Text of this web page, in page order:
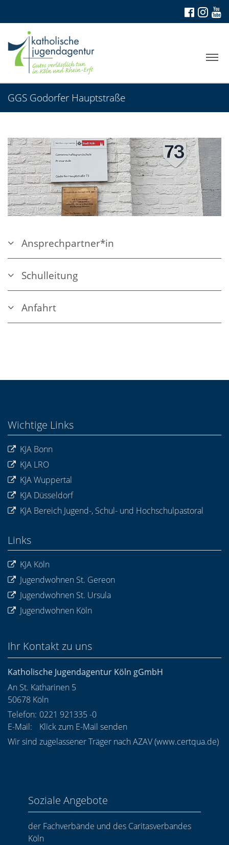
GGS Godorfer Hauptstraße
Ansprechpartner*in
Schulleitung
Anfahrt
Wichtige Links
KJA Bonn
KJA LRO
KJA Wuppertal
KJA Düsseldorf
KJA Bereich Jugend-, Schul- und Hochschulpastoral
Links
KJA Köln
Jugendwohnen St. Gereon
Jugendwohnen St. Ursula
Jugendwohnen Köln
Ihr Kontakt zu uns
Katholische Jugendagentur Köln gGmbH
An St. Katharinen 5
50678 Köln
Telefon: 0221 921335 -0
E-Mail:
Klick zum E-Mail senden
Wir sind zugelassener Träger nach AZAV (www.certqua.de)
Soziale Angebote
der Fachverbände und des Caritasverbandes
Köln